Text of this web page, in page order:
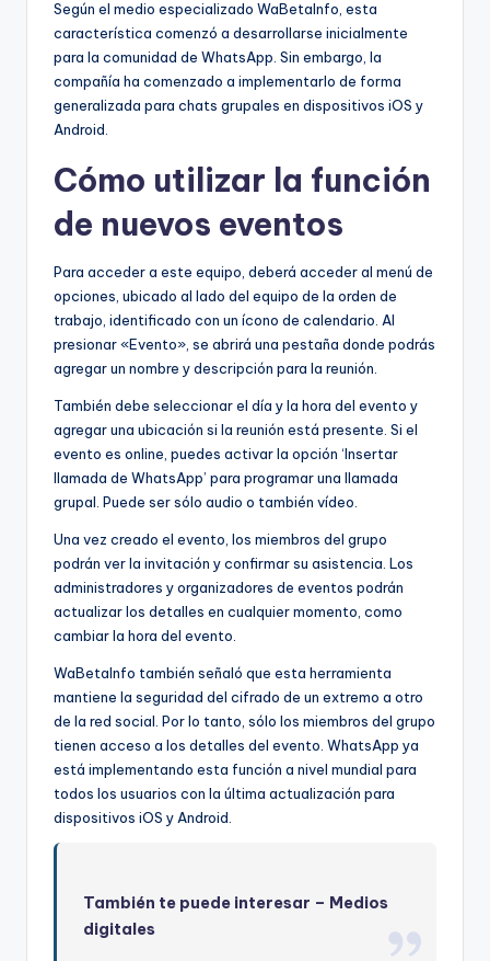
Según el medio especializado WaBetaInfo, esta
característica comenzó a desarrollarse inicialmente
para la comunidad de WhatsApp. Sin embargo, la
compañía ha comenzado a implementarlo de forma
generalizada para chats grupales en dispositivos iOS y
Android.
Cómo utilizar la función
de nuevos eventos
Para acceder a este equipo, deberá acceder al menú de
opciones, ubicado al lado del equipo de la orden de
trabajo, identificado con un ícono de calendario. Al
presionar «Evento», se abrirá una pestaña donde podrás
agregar un nombre y descripción para la reunión.
También debe seleccionar el día y la hora del evento y
agregar una ubicación si la reunión está presente. Si el
evento es online, puedes activar la opción ‘Insertar
llamada de WhatsApp’ para programar una llamada
grupal. Puede ser sólo audio o también vídeo.
Una vez creado el evento, los miembros del grupo
podrán ver la invitación y confirmar su asistencia. Los
administradores y organizadores de eventos podrán
actualizar los detalles en cualquier momento, como
cambiar la hora del evento.
WaBetaInfo también señaló que esta herramienta
mantiene la seguridad del cifrado de un extremo a otro
de la red social. Por lo tanto, sólo los miembros del grupo
tienen acceso a los detalles del evento. WhatsApp ya
está implementando esta función a nivel mundial para
todos los usuarios con la última actualización para
dispositivos iOS y Android.
También te puede interesar – Medios
digitales